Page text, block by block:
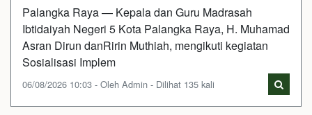
Palangka Raya — Kepala dan Guru Madrasah
Ibtidaiyah Negeri 5 Kota Palangka Raya, H. Muhamad
Asran Dirun danRirin Muthiah, mengikuti kegiatan
Sosialisasi Implem
06/08/2026 10:03 - Oleh Admin - Dilihat 135 kali